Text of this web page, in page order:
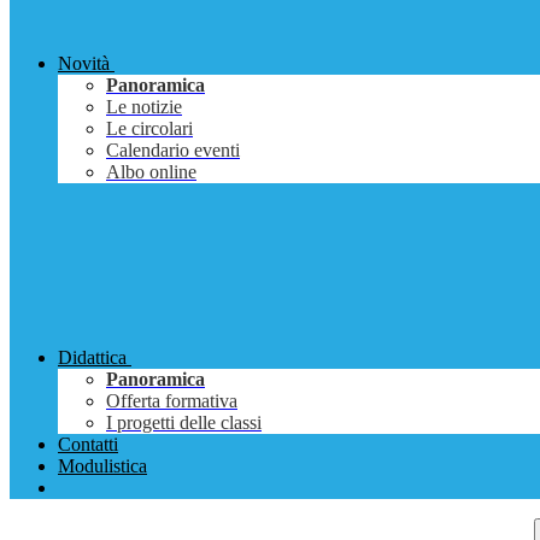
Novità
Panoramica
Le notizie
Le circolari
Calendario eventi
Albo online
Didattica
Panoramica
Offerta formativa
I progetti delle classi
Contatti
Modulistica